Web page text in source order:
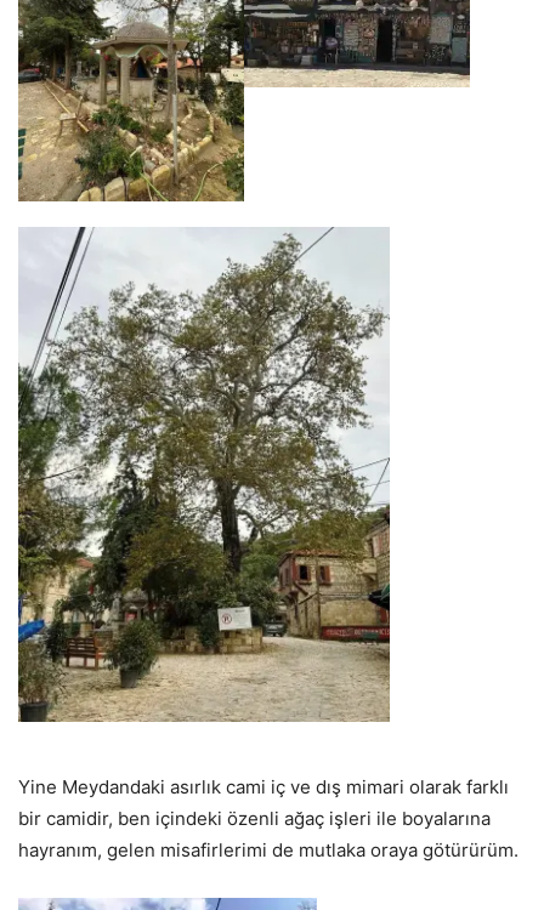
Yine Meydandaki asırlık cami iç ve dış mimari olarak farklı
bir camidir, ben içindeki özenli ağaç işleri ile boyalarına
hayranım, gelen misafirlerimi de mutlaka oraya götürürüm.